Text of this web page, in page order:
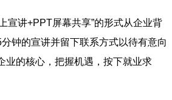
讲+PPT屏幕共享”的形式从企业背
钟的宣讲并留下联系方式以待有意向
业的核心，把握机遇，按下就业求